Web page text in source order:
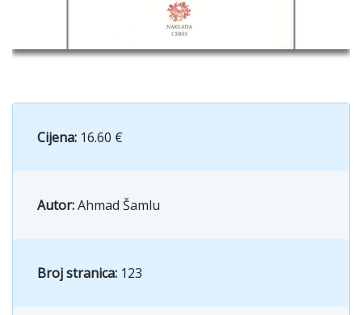
Cijena: 16.60 €
Autor:Ahmad Šamlu
Broj stranica: 123